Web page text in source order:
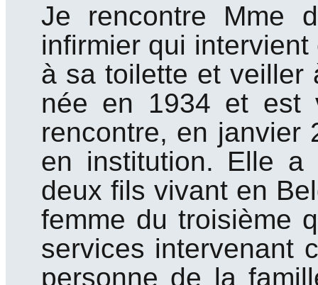
Je rencontre Mme
infirmier qui
à sa toilette et veiller
née en 1934 et est
rencontre, en janvier
en institution. Elle
deux fils vivant en
femme du troisième
services intervenant
personne de la